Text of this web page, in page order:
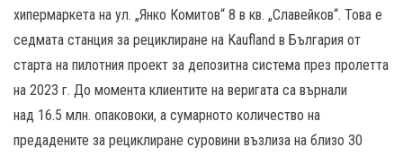
хипермаркета на ул. „Янко Комитов“ 8 в кв. „Славейков“. Това е
седмата станция за рециклиране на Kaufland в България от
старта на пилотния проект за депозитна система през пролетта
на 2023 г. До момента клиентите на веригата са върнали
над 16.5 млн. опаковоки, а сумарното количество на
предадените за рециклиране суровини възлиза на близо 30